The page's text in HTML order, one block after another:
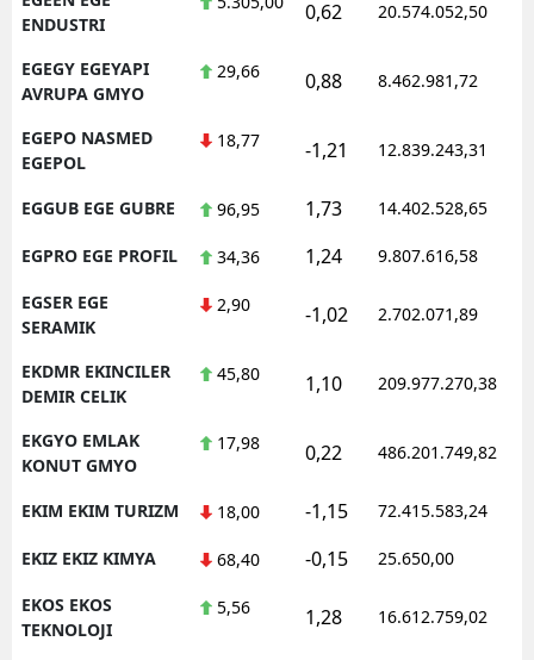
ENDUSTRI
0,62 20.574.052,50
EGEGY EGEYAPI
AVRUPA GMYO
29,66 0,88 8.462.981,72
EGEPO NASMED
EGEPOL
18,77 -1,21 12.839.243,31
EGGUB EGE GUBRE 96,95 1,73 14.402.528,65
EGPRO EGE PROFIL 34,36 1,24 9.807.616,58
EGSER EGE
SERAMIK
2,90 -1,02 2.702.071,89
EKDMR EKINCILER
DEMIR CELIK
45,80 1,10 209.977.270,38
EKGYO EMLAK
KONUT GMYO
17,98 0,22 486.201.749,82
EKIM EKIM TURIZM 18,00 -1,15 72.415.583,24
EKIZ EKIZ KIMYA 68,40 -0,15 25.650,00
EKOS EKOS
TEKNOLOJI
5,56 1,28 16.612.759,02